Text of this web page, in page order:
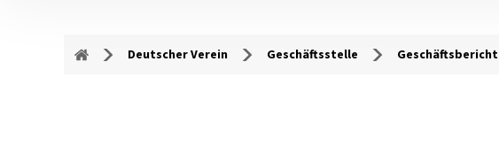
Deutscher Verein Geschäftsstelle Geschäftsbericht